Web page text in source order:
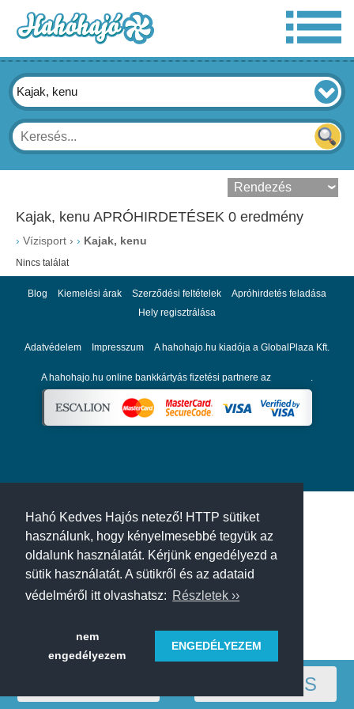
Hahó Kedves Hajós netező! HTTP sütiket
használunk, hogy kényelmesebbé tegyük az
oldalunk használatát. Kérjünk engedélyezd a
sütik használatát. A sütikről és az adataid
védelméről itt olvashatsz: Részletek ››
nem
engedélyezem
ENGEDÉLYEZEM
Kajak, kenu
Kajak, kenu APRÓHIRDETÉSEK 0 eredmény
› Vízisport › Kajak, kenu
Nincs találat
SZŰRÉS
Blog Kiemelési árak Szerződési feltételek
Apróhirdetés feladása
Hely regisztrálása
Adatvédelem Impresszum A hahohajo.hu kiadója a GlobalPlaza Kft.
A hahohajo.hu online bankkártyás fizetési partnere az .